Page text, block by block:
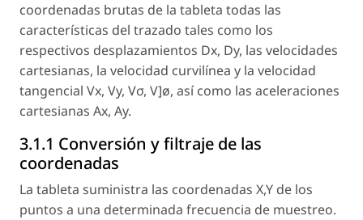
coordenadas brutas de la tableta todas las
características del trazado tales como los
respectivos desplazamientos Dx, Dy, las velocidades
cartesianas, la velocidad curvilínea y la velocidad
tangencial Vx, Vy, Vσ, V]ø, así como las aceleraciones
cartesianas Ax, Ay.
3.1.1 Conversión y filtraje de las
coordenadas
La tableta suministra las coordenadas X,Y de los
puntos a una determinada frecuencia de muestreo.